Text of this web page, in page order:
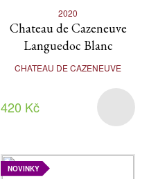
2020
Chateau de Cazeneuve
Languedoc Blanc
CHATEAU DE CAZENEUVE
420 Kč
NOVINKY